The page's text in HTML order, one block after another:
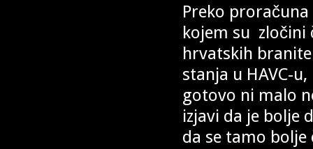
Preko
kojem su zločini
hrvatskih
stanja u HAVC-
gotovo ni malo
izjavi da je bolje
da se tamo bolje